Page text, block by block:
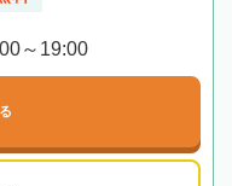
～19:00